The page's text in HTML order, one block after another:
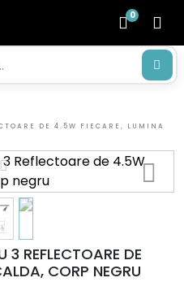
0
DE 4.5W FIECARE, LUMINA
3 REFLECTOARE DE
CORP NEGRU